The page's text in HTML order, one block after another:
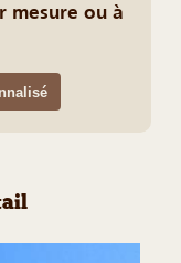
mesure ou à